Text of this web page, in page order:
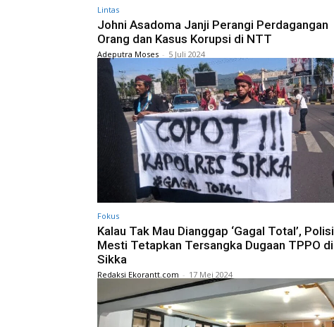
Lintas
Johni Asadoma Janji Perangi Perdagangan
Orang dan Kasus Korupsi di NTT
Adeputra Moses - 5 Juli 2024
Fokus
Kalau Tak Mau Dianggap ‘Gagal Total’, Polisi
Mesti Tetapkan Tersangka Dugaan TPPO di
Sikka
Redaksi Ekorantt.com - 17 Mei 2024